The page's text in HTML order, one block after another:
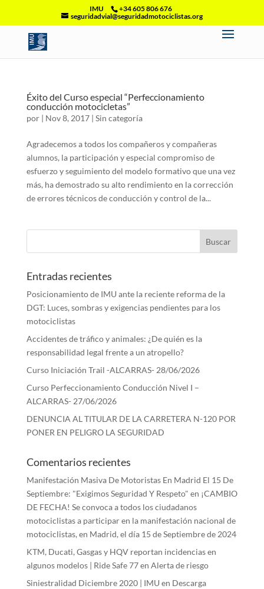
IMU
+34 605 806 676
seguridadvial@seguridadmotociclistas.org
Éxito del Curso especial “Perfeccionamiento
conducción motocicletas”
por | Nov 8, 2017| Sin categoría
Agradecemos a todos los compañeros y compañeras
alumnos, la participación y especial compromiso de
esfuerzo y seguimiento del modelo formativo que una vez
más, ha demostrado su alto rendimiento en la corrección
de errores técnicos de conducción y control de la...
Entradas recientes
Posicionamiento de IMU ante la reciente reforma de la
DGT: Luces, sombras y exigencias pendientes para los
motociclistas
Accidentes de tráfico y animales: ¿De quién es la
responsabilidad legal frente a un atropello?
Curso Iniciación Trail -ALCARRAS- 28/06/2026
Curso Perfeccionamiento Conducción Nivel I –
ALCARRAS- 27/06/2026
DENUNCIA AL TITULAR DE LA CARRETERA N-120 POR
PONER EN PELIGRO LA SEGURIDAD
Comentarios recientes
Manifestación Masiva De Motoristas En Madrid El 15 De
Septiembre: "Exigimos Seguridad Y Respeto" en ¡CAMBIO
DE FECHA! Se convoca a todos los ciudadanos
motociclistas a participar en la manifestación nacional de
motociclistas, en Madrid, el día 15 de Septiembre de 2024
KTM, Ducati, Gasgas y HQV reportan incidencias en
algunos modelos | Ride Safe 77en Alerta de riesgo
Siniestralidad Diciembre 2020 | IMU en Descarga